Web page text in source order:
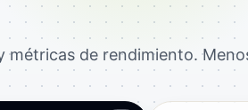
métricas de rendimiento.